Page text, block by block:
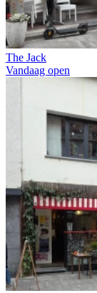
The Jack
Vandaag open